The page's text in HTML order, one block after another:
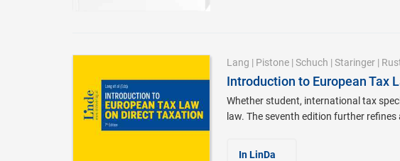
Lang | Pistone| Schuch | Staringer|
Introduction to European Tax
Whether student, international tax
law. The seventh edition further
In LinDa